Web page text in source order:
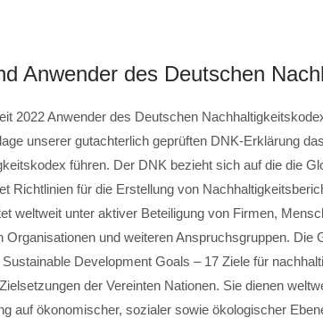
Anwender des Deutschen
2022 Anwender des Deutschen
unserer gutachterlich geprüften DNK-Erklärung
führen. Der DNK bezieht sich auf die die
Richtlinien für die Erstellung von
weltweit unter aktiver Beteiligung von Firmen,
Organisationen und weiteren Anspruchsgruppen. Die
Development Goals – 17 Ziele für
der Vereinten Nationen. Sie dienen
auf ökonomischer, sozialer sowie ökologischer